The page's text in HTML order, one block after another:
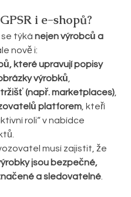
i e-shopů?
se týká nejen výrobců a
nově i:
které upravují popisy
výrobků
(např. marketplaces)
platforem , kteří
roli“ v nabídce
musí zajistit, že
jsou bezpečné,
a sledovatelné